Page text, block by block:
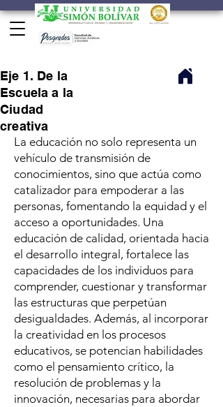
Eje 1. De la
Escuela a la
Ciudad
creativa
La educación no solo representa un
vehículo de transmisión de
conocimientos, sino que actúa como
catalizador para empoderar a las
personas, fomentando la equidad y el
acceso a oportunidades. Una
educación de calidad, orientada hacia
el desarrollo integral, fortalece las
capacidades de los individuos para
comprender, cuestionar y transformar
las estructuras que perpetúan
desigualdades. Además, al incorporar
la creatividad en los procesos
educativos, se potencian habilidades
como el pensamiento crítico, la
resolución de problemas y la
innovación, necesarias para abordar